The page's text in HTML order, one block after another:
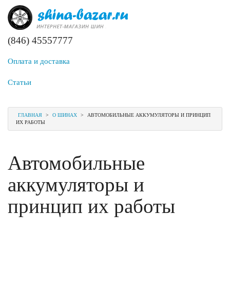
(846) 45557777
Оплата и доставка
Статьи
ГЛАВНАЯ > О ШИНАХ >
АВТОМОБИЛЬНЫЕ АККУМУЛЯТОРЫ И ПРИНЦИП
ИХ РАБОТЫ
Автомобильные
аккумуляторы и
принцип их работы